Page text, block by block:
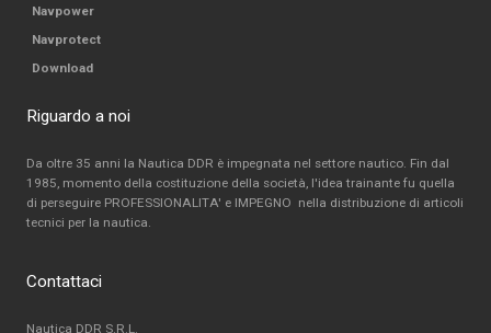
Navpower
Navprotect
Download
Riguardo a noi
Da oltre 35 anni la Nautica DDR è impegnata nel settore nautico. Fin dal
1985, momento della costituzione della società, l'idea trainante fu quella
di perseguire PROFESSIONALITA' e IMPEGNO nella distribuzione di articoli
tecnici per la nautica.
Contattaci
Nautica DDR S.R.L.